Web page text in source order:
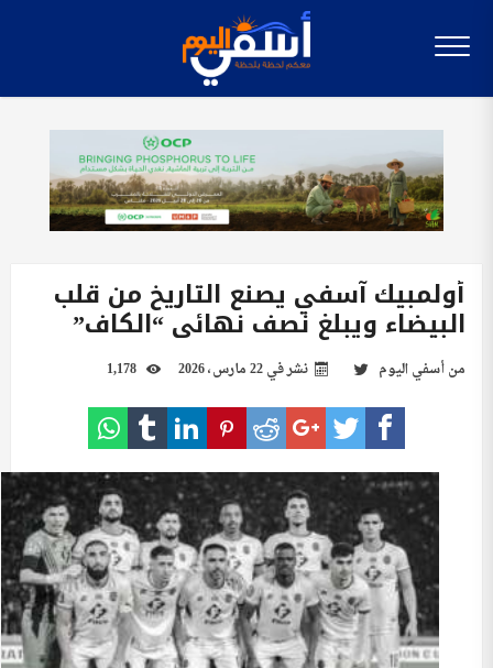
أولمبيك آسفي يصنع التاريخ من قلب
البيضاء ويبلغ نصف نهائي “الكاف”
منأسفي اليوم نشر في22 مارس، 2026